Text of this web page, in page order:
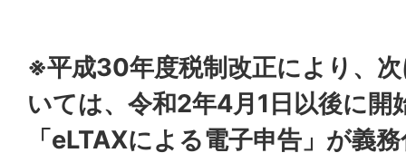
※平成30年度税制改正により、
いては、令和2年4月1日以後に開
「eLTAXによる電子申告」が義